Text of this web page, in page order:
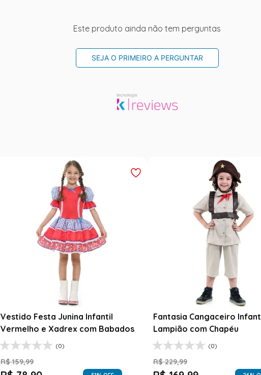
Este produto ainda não tem perguntas
SEJA O PRIMEIRO A PERGUNTAR
Roupa Festa Junina Bebê Menina
Fantasia Rosa Floral com Renda
R$ 189,99
R$ 99,99 47 % OFF
1 R$ 99, 99
Saia Infantil Festa Junina
Xadrez Preto com Girassol
R$ 129,99
R$ 78,90
1 R$ 78, 90